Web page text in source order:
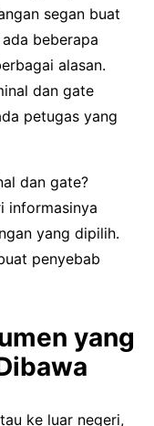
segan buat
beberapa
alasan.
dan gate
petugas yang
dan gate?
informasinya
yang dipilih.
penyebab
yang
ke luar negeri,